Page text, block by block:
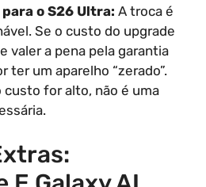
o S26 Ultra: A troca é
Se o custo do upgrade
valer a pena pela garantia
ter um aparelho “zerado”.
custo for alto, não é uma